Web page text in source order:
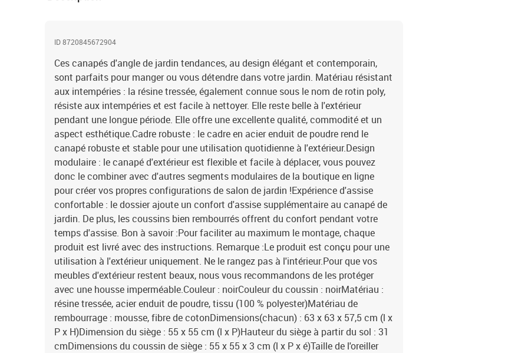
ID 8720845672904
Ces canapés d'angle de jardin tendances, au design élégant et contemporain,
sont parfaits pour manger ou vous détendre dans votre jardin. Matériau résistant
aux intempéries : la résine tressée, également connue sous le nom de rotin poly,
résiste aux intempéries et est facile à nettoyer. Elle reste belle à l'extérieur
pendant une longue période. Elle offre une excellente qualité, commodité et un
aspect esthétique.Cadre robuste : le cadre en acier enduit de poudre rend le
canapé robuste et stable pour une utilisation quotidienne à l'extérieur.Design
modulaire : le canapé d'extérieur est flexible et facile à déplacer, vous pouvez
donc le combiner avec d'autres segments modulaires de la boutique en ligne
pour créer vos propres configurations de salon de jardin !Expérience d'assise
confortable : le dossier ajoute un confort d'assise supplémentaire au canapé de
jardin. De plus, les coussins bien rembourrés offrent du confort pendant votre
temps d'assise. Bon à savoir :Pour faciliter au maximum le montage, chaque
produit est livré avec des instructions. Remarque :Le produit est conçu pour une
utilisation à l'extérieur uniquement. Ne le rangez pas à l'intérieur.Pour que vos
meubles d'extérieur restent beaux, nous vous recommandons de les protéger
avec une housse imperméable.Couleur : noirCouleur du coussin : noirMatériau :
résine tressée, acier enduit de poudre, tissu (100 % polyester)Matériau de
rembourrage : mousse, fibre de cotonDimensions(chacun) : 63 x 63 x 57,5 cm (l x
P x H)Dimension du siège : 55 x 55 cm (l x P)Hauteur du siège à partir du sol : 31
cmDimensions du coussin de siège : 55 x 55 x 3 cm (l x P x é)Taille de l'oreiller